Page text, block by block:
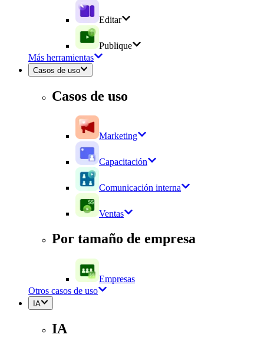
Editar
Publique
Más herramientas
Casos de uso
Casos de uso
Marketing
Capacitación
Comunicación interna
Ventas
Por tamaño de empresa
Empresas
Otros casos de uso
IA
IA